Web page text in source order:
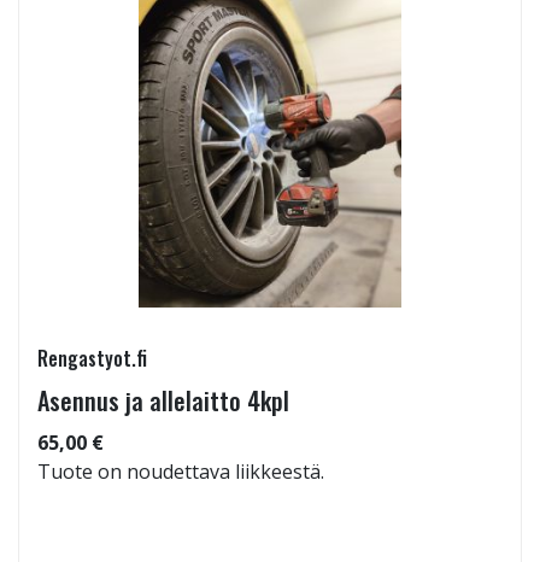
Rengastyot.fi
Asennus ja allelaitto 4kpl
65,00 €
Tuote on noudettava liikkeestä.